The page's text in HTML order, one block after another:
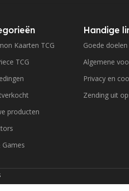
Kaarten TCG
TCG
producten
Games
Handige
Goede doelen
Algemene
Privacy en
Zending uit